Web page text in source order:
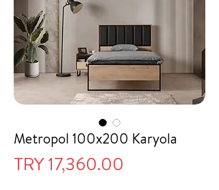
Metropol 100x200 Karyola
TRY 17,360.00